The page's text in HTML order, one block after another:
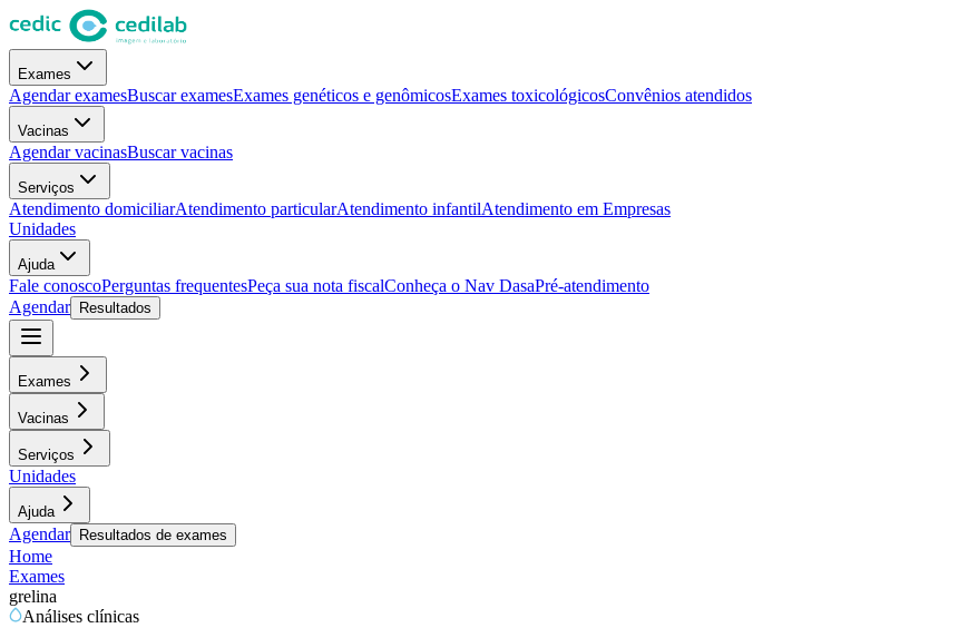
Exames
Agendar examesBuscar examesExames genéticos e genômicosExames toxicológicosConvênios atendidos
Vacinas
Agendar vacinasBuscar vacinas
Serviços
Atendimento domiciliarAtendimento particularAtendimento infantilAtendimento em Empresas
Unidades
Ajuda
Fale conoscoPerguntas frequentesPeça sua nota fiscalConheça o Nav DasaPré-atendimento
Agendar
Resultados
Exames
Vacinas
Serviços
Unidades
Ajuda
Agendar Resultados de exames
Home
Exames
grelina
Análises clínicas